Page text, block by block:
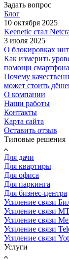
Задать вопрос
Блог
10 октября 2025
Keenetic стал
3 июля 2025
О блокировках
Как измерить
помощи смартфона
Почему
может стоить
О компании
Наши работы
Контакты
Карта сайта
Оставить отзыв
Типовые решения
Для дачи
Для квартиры
Для офиса
Для паркинга
Для бизнес-центра
Усиление связи
Усиление связи
Усиление связи
Усиление связи
Усиление связи
Услуги